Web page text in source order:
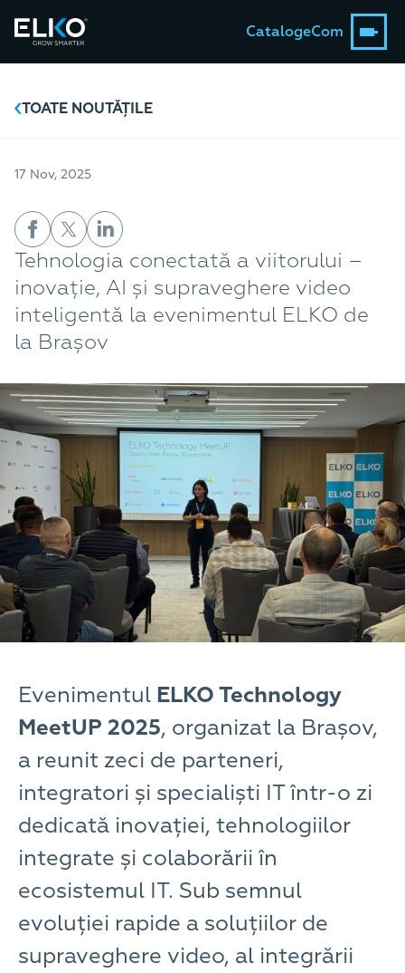
CatalogeCom
TOATE NOUTĂȚILE
17 Nov, 2025
Tehnologia conectată a viitorului –
inovație, AI și supraveghere video
inteligentă la evenimentul ELKO de
la Brașov
Evenimentul ELKO Technology
MeetUP 2025, organizat la Brașov,
a reunit zeci de parteneri,
integratori și specialiști IT într-o zi
dedicată inovației, tehnologiilor
integrate și colaborării în
ecosistemul IT. Sub semnul
evoluției rapide a soluțiilor de
supraveghere video, al integrării